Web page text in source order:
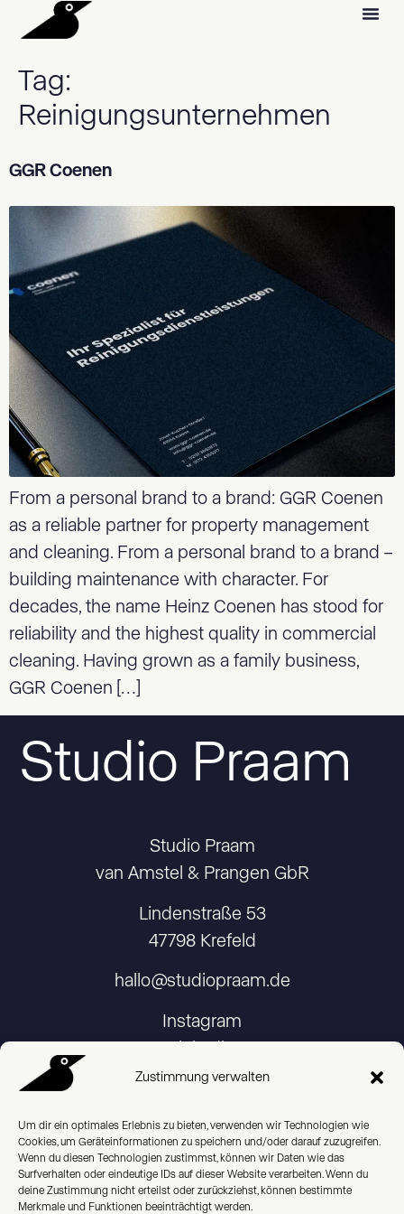
Zustimmung verwalten
Um dir ein optimales Erlebnis zu bieten, verwenden wir Technologien wie
Cookies, um Geräteinformationen zu speichern und/oder darauf zuzugreifen.
Wenn du diesen Technologien zustimmst, können wir Daten wie das
Surfverhalten oder eindeutige IDs auf dieser Website verarbeiten. Wenn du
deine Zustimmung nicht erteilst oder zurückziehst, können bestimmte
Merkmale und Funktionen beeinträchtigt werden.
Tag:
Reinigungsunternehmen
GGR Coenen
From a personal brand to a brand: GGR Coenen
as a reliable partner for property management
and cleaning. From a personal brand to a brand –
building maintenance with character. For
decades, the name Heinz Coenen has stood for
reliability and the highest quality in commercial
cleaning. Having grown as a family business,
GGR Coenen […]
Studio Praam
Studio Praam
van Amstel & Prangen GbR
Lindenstraße 53
47798 Krefeld
hallo@studiopraam.de
Instagram
Imprint
Privacy Policy